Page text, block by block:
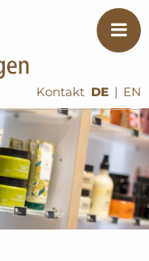
DE | EN
Kontakt